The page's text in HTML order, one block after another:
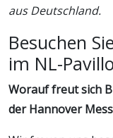
aus Deutschland.
Besuchen
im NL-
Worauf freut sich
der Hannover